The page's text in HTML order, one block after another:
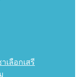
เลือกเสรี